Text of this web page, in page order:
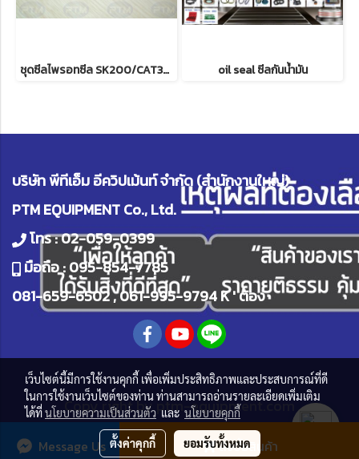
สั่งซื้อสินค้า
Message Us
ชุดซีลไพรอทซีล SK200/CAT320/KX91-3 oil seal ซีลกันน้ำมัน
บริษัท พีทีเอ็ม อีควิปเม้นท์ จำกัด (สำนักงานใหญ่)
PTM EQUIPMENT Co., Ltd.
โทร :02-059-0399
มือถือ :095-854-7785
081-659-6502,061-995-9794K ' ต้อง
Copy right byptm-equipment.com
ผู้เข้าชมวันนี้ 185
เว็บไซต์นี้มีการใช้งานคุกกี้ เพื่อเพิ่มประสิทธิภาพและประสบการณ์ที่ดี
ในการใช้งานเว็บไซต์ของท่าน ท่านสามารถอ่านรายละเอียดเพิ่มเติม
ได้ที่นโยบายความเป็นส่วนตัว และ นโยบายคุกกี้
ตั้งค่าคุกกี้ ยอมรับทั้งหมด